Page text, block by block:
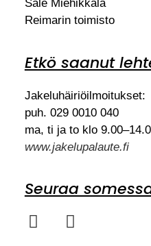
Sale Miehikkälä
Reimarin toimisto
Etkö saanut
Jakeluhäiriöilmoitukset:
puh. 029 0010 040
ma, ti ja to klo
www.jakelupalaute.fi
Seuraa